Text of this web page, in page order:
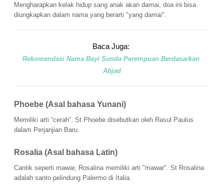
Mengharapkan kelak hidup sang anak akan damai, doa ini bisa
diungkapkan dalam nama yang berarti "yang damai".
Baca Juga:
Rekomendasi Nama Bayi Sunda Perempuan Berdasarkan
Abjad
Phoebe (Asal bahasa Yunani)
Memiliki arti “cerah”. St Phoebe disebutkan oleh Rasul Paulus
dalam Perjanjian Baru.
Rosalia (Asal bahasa Latin)
Cantik seperti mawar, Rosalina memiliki arti "mawar". St Rosalina
adalah santo pelindung Palermo di Italia.